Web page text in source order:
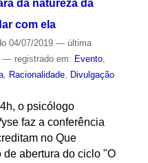
da natureza da
com ela
04/07/2019 — última
— registrado em: Evento,
, Racionalidade, Divulgação
o psicólogo
faz a conferência
no Que
abertura do ciclo "O